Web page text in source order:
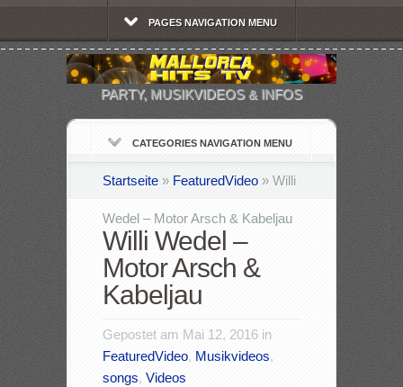
PAGES NAVIGATION MENU
PARTY, MUSIKVIDEOS & INFOS
CATEGORIES NAVIGATION MENU
Startseite » FeaturedVideo » Willi
Wedel – Motor Arsch & Kabeljau
Willi Wedel –
Motor Arsch &
Kabeljau
Gepostet am Mai 12, 2016 in
FeaturedVideo, Musikvideos,
songs, Videos